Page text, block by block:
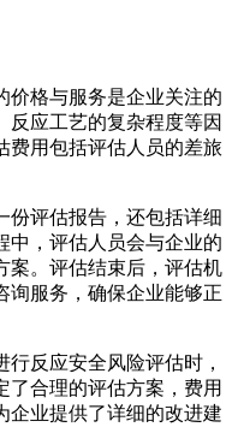
价格与服务是企业关注的
反应工艺的复杂程度等因
费用包括评估人员的差旅
份评估报告，还包括详细
中，评估人员会与企业的
案。评估结束后，评估机
询服务，确保企业能够正
反应安全风险评估时，
了合理的评估方案，费用
企业提供了详细的改进建